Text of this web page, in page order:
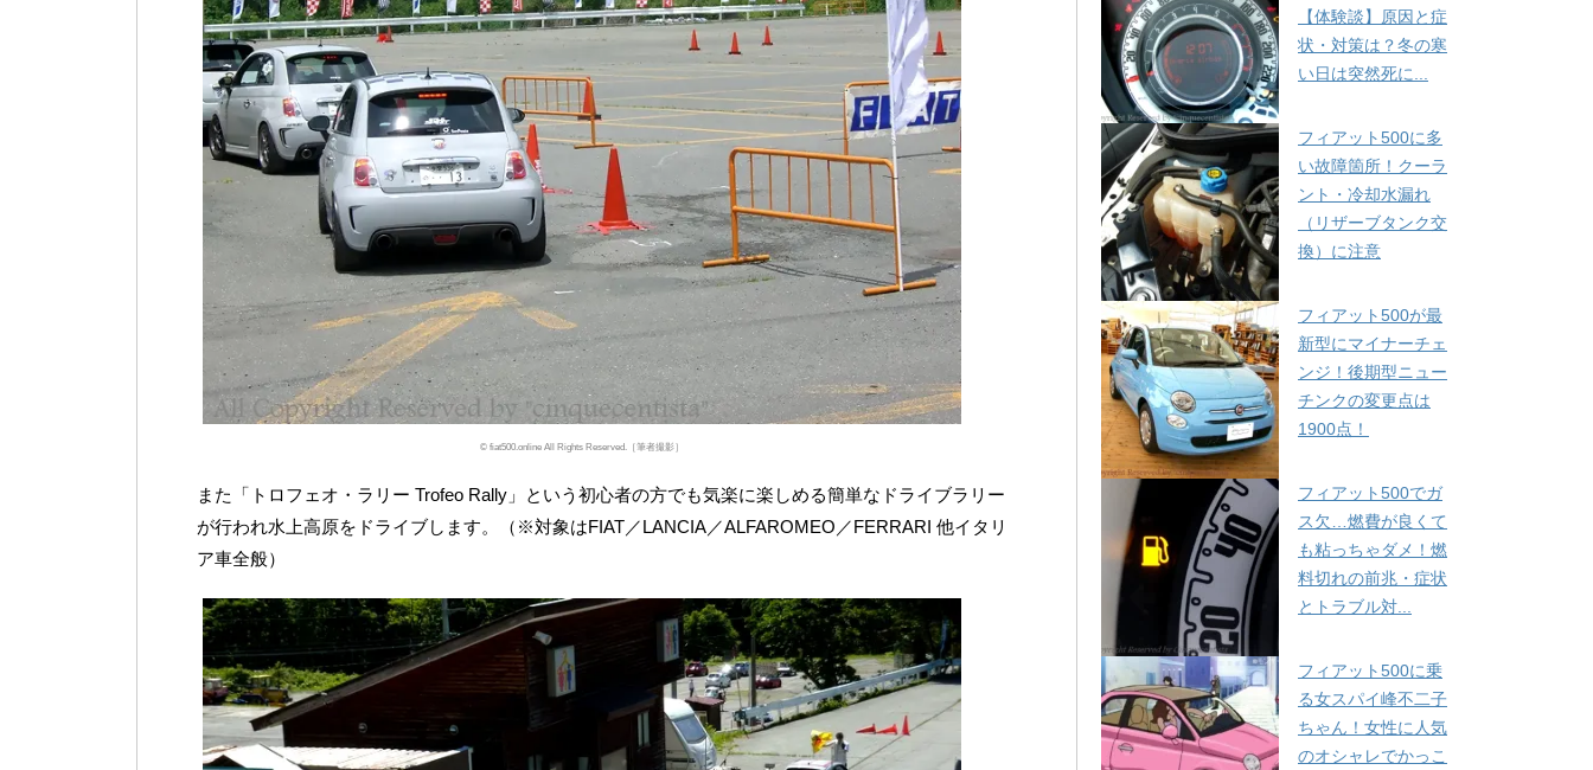
© fiat500.online All Rights Reserved.［筆者撮影］
また「トロフェオ・ラリー Trofeo Rally」という初心者の方でも気楽に楽しめる簡単なドライブラリー
が行われ水上高原をドライブします。（※対象はFIAT／LANCIA／ALFAROMEO／FERRARI 他イタリ
ア車全般）
【体験談】原因と症
状・対策は？冬の寒
い日は突然死に...
フィアット500に多
い故障箇所！クーラ
ント・冷却水漏れ
（リザーブタンク交
換）に注意
フィアット500が最
新型にマイナーチェ
ンジ！後期型ニュー
チンクの変更点は
1900点！
フィアット500でガ
ス欠…燃費が良くて
も粘っちゃダメ！燃
料切れの前兆・症状
とトラブル対...
フィアット500に乗
る女スパイ峰不二子
ちゃん！女性に人気
のオシャレでかっこ